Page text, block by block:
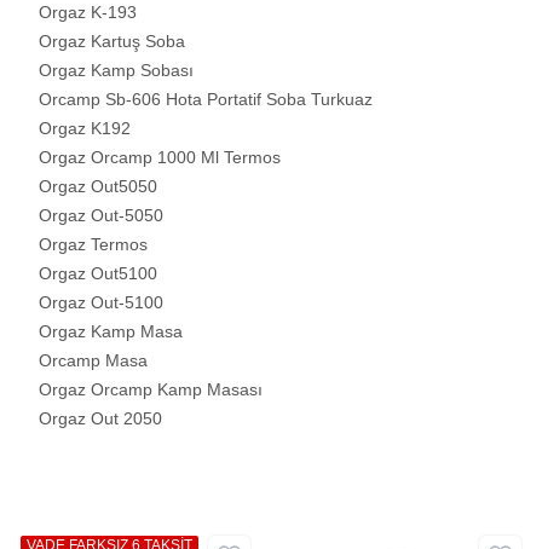
Orgaz K-193
Orgaz Kartuş Soba
Orgaz Kamp Sobası
Orcamp Sb-606 Hota Portatif Soba Turkuaz
Orgaz K192
Orgaz Orcamp 1000 Ml Termos
Orgaz Out5050
Orgaz Out-5050
Orgaz Termos
Orgaz Out5100
Orgaz Out-5100
Orgaz Kamp Masa
Orcamp Masa
Orgaz Orcamp Kamp Masası
Orgaz Out 2050
VADE FARKSIZ 6 TAKSİT